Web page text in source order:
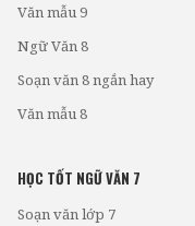
Văn mẫu 9
Ngữ Văn 8
Soạn văn 8 ngắn hay
Văn mẫu 8
HỌC TỐT NGỮ VĂN 7
Soạn văn lớp 7